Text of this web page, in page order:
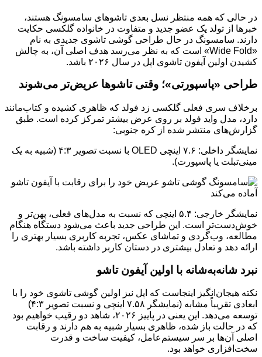
در حالی که همه منتظر نسل بعدی تاشوهای سامسونگ هستند،
خبرها از تولد یک عضو جدید و متفاوت در خانواده گلکسی حکایت
دارند. سامسونگ در حال طراحی گوشی تاشوی جدیدی به نام
«Wide Fold» است که به نظر می‌رسد هدف اصلی آن، به چالش
کشیدن اولین آیفون تاشوی اپل در سال ۲۰۲۶ باشد.
طراحی «پاسپورتی»؛ وقتی تاشوها عریض‌تر می‌شوند
برخلاف سری فعلی گلکسی زد فولد که ظاهری کشیده و کتاب‌مانند
دارد، مدل واید فولد بر روی عرض بیشتر تمرکز کرده است. طبق
گزارش‌های منتشر شده از کره جنوبی:
نمایشگر داخلی: ۷.۶ اینچی OLED با نسبت تصویر ۴:۳ (شبیه به یک
مینی‌تبلت یا پاسپورت).
نمایشگر خارجی: ۵.۴ اینچی که نسبت به مدل‌های فعلی، پهن‌تر و
خوش‌دست‌تر است. این طراحی جدید باعث می‌شود دستگاه هنگام
مطالعه، وب‌گردی و تماشای عکس، تجربه کاربری بسیار بهتری را
ارائه دهد و تعادل بیشتری در دستان کاربر داشته باشد.
نبرد شانه‌به‌شانه با اولین آیفون تاشو
نکته هیجان‌انگیز اینجاست که اپل نیز اولین گوشی تاشوی خود را با
ابعادی تقریباً مشابه (نمایشگر ۷.۵۸ اینچی و نسبت تصویر ۴:۳)
توسعه می‌دهد. این یعنی در پاییز ۲۰۲۶، شاهد دو رقیب خواهیم بود
که در حالت باز شده، ظاهری بسیار شبیه به هم دارند و رقابت
اصلی آن‌ها بر سر سیستم‌عامل، کیفیت ساخت و قدرت
سخت‌افزاری خواهد بود.